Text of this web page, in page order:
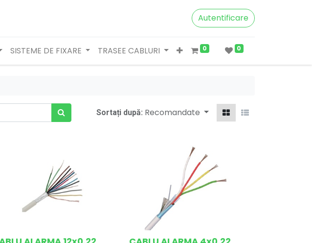
Autentificare
SISTEME DE FIXARE TRASEE CABLURI 0 0
Sortați după: Recomandate